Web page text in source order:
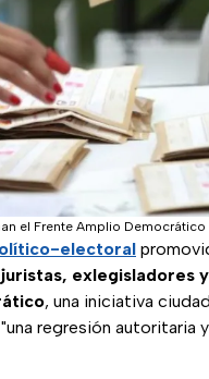
el Frente Amplio Democrático
electoral
exlegisladores
, una iniciativa
regresión autoritaria